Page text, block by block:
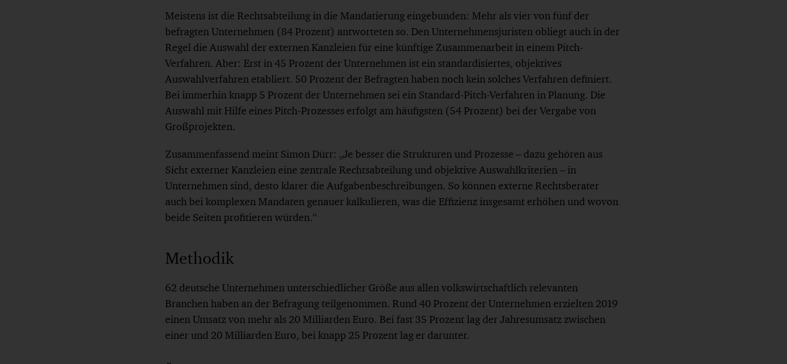
Meistens ist die Rechtsabteilung in die Mandatierung eingebunden: Mehr als vier von fünf der
befragten Unternehmen (84 Prozent) antworteten so. Den Unternehmensjuristen obliegt auch in der
Regel die Auswahl der externen Kanzleien für eine künftige Zusammenarbeit in einem Pitch-
Verfahren. Aber: Erst in 45 Prozent der Unternehmen ist ein standardisiertes, objektives
Auswahlverfahren etabliert. 50 Prozent der Befragten haben noch kein solches Verfahren definiert.
Bei immerhin knapp 5 Prozent der Unternehmen sei ein Standard-Pitch-Verfahren in Planung. Die
Auswahl mit Hilfe eines Pitch-Prozesses erfolgt am häufigsten (54 Prozent) bei der Vergabe von
Großprojekten.
Zusammenfassend meint Simon Dürr: „Je besser die Strukturen und Prozesse – dazu gehören aus
Sicht externer Kanzleien eine zentrale Rechtsabteilung und objektive Auswahlkriterien – in
Unternehmen sind, desto klarer die Aufgabenbeschreibungen. So können externe Rechtsberater
auch bei komplexen Mandaten genauer kalkulieren, was die Effizienz insgesamt erhöhen und wovon
beide Seiten profitieren würden.“
Methodik
62 deutsche Unternehmen unterschiedlicher Größe aus allen volkswirtschaftlich relevanten
Branchen haben an der Befragung teilgenommen. Rund 40 Prozent der Unternehmen erzielten 2019
einen Umsatz von mehr als 20 Milliarden Euro. Bei fast 35 Prozent lag der Jahresumsatz zwischen
einer und 20 Milliarden Euro, bei knapp 25 Prozent lag er darunter.